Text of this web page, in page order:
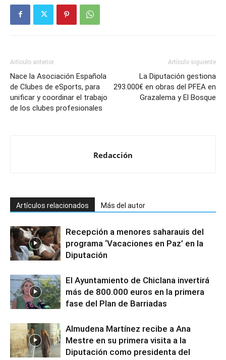
Artículo anterior
Nace la Asociación Española
de Clubes de eSports, para
unificar y coordinar el trabajo
de los clubes profesionales
Artículo siguiente
La Diputación gestiona
293.000€ en obras del PFEA en
Grazalema y El Bosque
Redacción
Artículos relacionados Más del autor
Recepción a menores saharauis del
programa ‘Vacaciones en Paz’ en la
Diputación
El Ayuntamiento de Chiclana invertirá
más de 800.000 euros en la primera
fase del Plan de Barriadas
Almudena Martínez recibe a Ana
Mestre en su primera visita a la
Diputación como presidenta del